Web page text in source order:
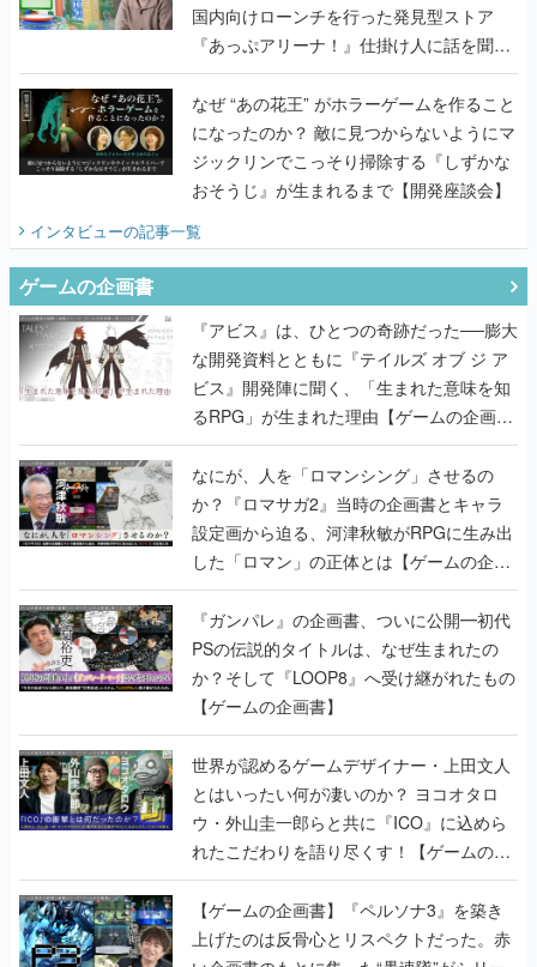
国内向けローンチを行った発見型ストア
『あっぷアリーナ！』仕掛け人に話を聞い
てみた
なぜ “あの花王” がホラーゲームを作ること
になったのか？ 敵に見つからないようにマ
ジックリンでこっそり掃除する『しずかな
おそうじ』が生まれるまで【開発座談会】
インタビューの記事一覧
ゲームの企画書
『アビス』は、ひとつの奇跡だった──膨大
な開発資料とともに『テイルズ オブ ジ ア
ビス』開発陣に聞く、「生まれた意味を知
るRPG」が生まれた理由【ゲームの企画
書】
なにが、人を「ロマンシング」させるの
か？『ロマサガ2』当時の企画書とキャラ
設定画から迫る、河津秋敏がRPGに生み出
した「ロマン」の正体とは【ゲームの企画
書】
『ガンパレ』の企画書、ついに公開━初代
PSの伝説的タイトルは、なぜ生まれたの
か？そして『LOOP8』へ受け継がれたもの
【ゲームの企画書】
世界が認めるゲームデザイナー・上田文人
とはいったい何が凄いのか？ ヨコオタロ
ウ・外山圭一郎らと共に『ICO』に込めら
れたこだわりを語り尽くす！【ゲームの企
画書】
【ゲームの企画書】『ペルソナ3』を築き
上げたのは反骨心とリスペクトだった。赤